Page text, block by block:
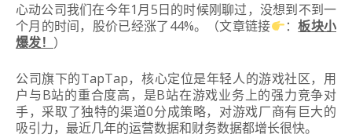
心动公司我们在今年1月5日的时候刚聊过，没想到不到一
个月的时间，股价已经涨了44%。（文章链接
：板块小
爆发！ ）
公司旗下的TapTap，核心定位是年轻人的游戏社区，用
户与B站的重合度高，是B站在游戏业务上的强力竞争对
手，采取了独特的渠道0分成策略，对游戏厂商有巨大的
吸引力，最近几年的运营数据和财务数据都增长很快。